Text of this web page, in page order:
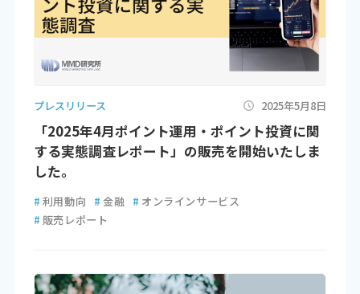
プレスリリース 2025年5月8日
「2025年4月ポイント運用・ポイント投資に関
する実態調査レポート」の販売を開始いたしま
した。
# 利用動向 # 金融 # オンラインサービス
# 販売レポート